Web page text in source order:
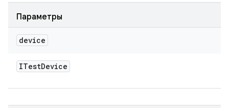
Параметры
device
ITestDevice